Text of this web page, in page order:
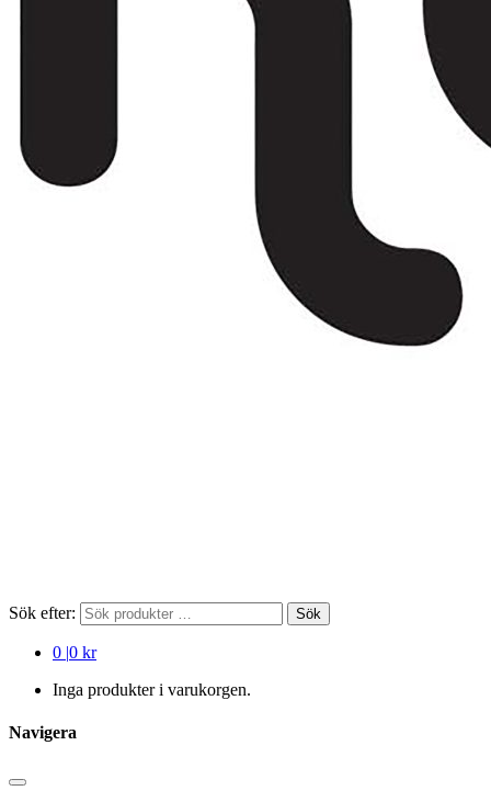
Sök efter: Sök
0 |0 kr
Inga produkter i varukorgen.
Navigera